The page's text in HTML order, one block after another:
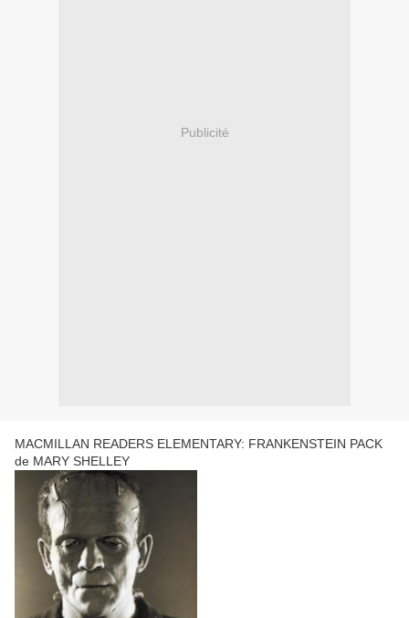
Publicité
MACMILLAN READERS ELEMENTARY: FRANKENSTEIN PACK
de MARY SHELLEY